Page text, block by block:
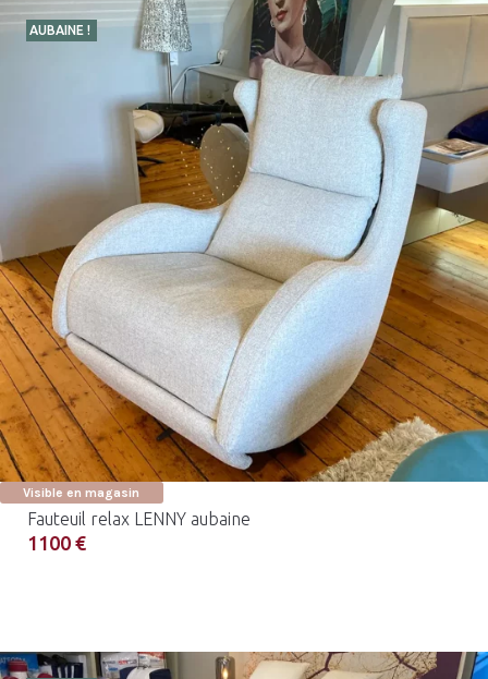
AUBAINE !
Visible en magasin
Fauteuil relax LENNY aubaine
1100 €